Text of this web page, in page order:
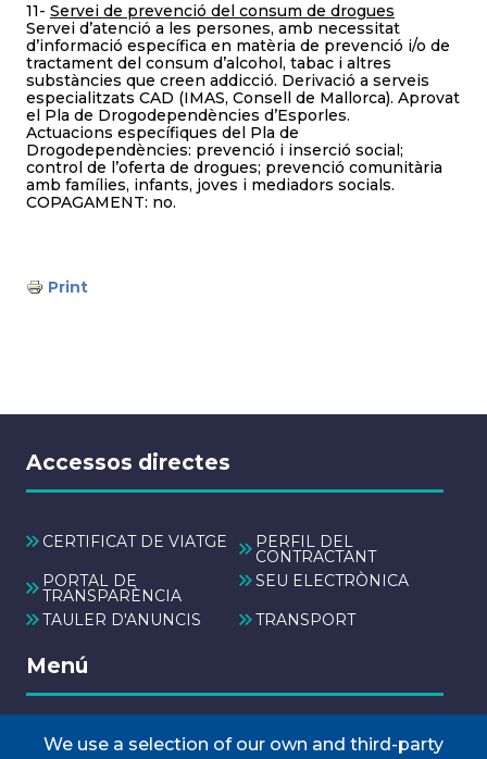
11- Servei de prevenció del consum de drogues
Servei d’atenció a les persones, amb necessitat
d’informació específica en matèria de prevenció i/o de
tractament del consum d’alcohol, tabac i altres
substàncies que creen addicció. Derivació a serveis
especialitzats CAD (IMAS, Consell de Mallorca). Aprovat
el Pla de Drogodependències d’Esporles.
Actuacions específiques del Pla de
Drogodependències: prevenció i inserció social;
control de l’oferta de drogues; prevenció comunitària
amb famílies, infants, joves i mediadors socials.
COPAGAMENT: no.
Print
Accessos directes
CERTIFICAT DE VIATGE PERFIL DEL
CONTRACTANT
PORTAL DE
TRANSPARÈNCIA
SEU ELECTRÒNICA
TAULER D'ANUNCIS
TRANSPORT
Menú
INICI
We use a selection of our own and third-party